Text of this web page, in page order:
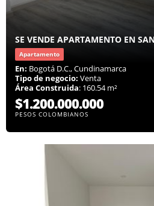
SE VENDE APARTAMENTO EN
Apartamento
En: Bogotá D.C., Cundinamarca
Tipo de negocio: Venta
Área Construida: 160.54 m²
$1.200.000.000
PESOS COLOMBIANOS